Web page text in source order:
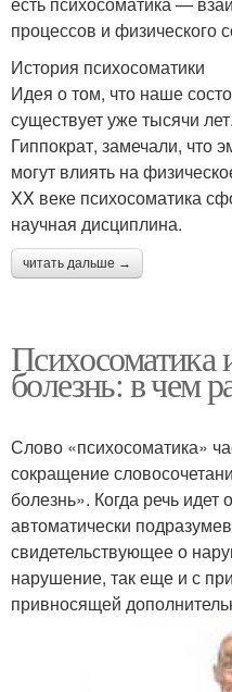
процессов и физического
История психосоматики
Идея о том, что наше
существует уже тысячи
Гиппократ, замечали, что
могут влиять на
XX веке психосоматика
научная дисциплина.
читать дальше →
Психосоматика
болезнь: в чем
Слово «психосоматика»
сокращение
болезнь». Когда речь идет
автоматически
свидетельствующее о
нарушение, так еще и с
привносящей